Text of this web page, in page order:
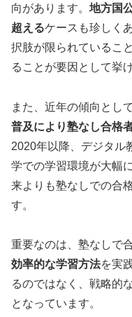
向があります。 地方国
超えるケースも珍しく
択肢が限られているこ
ることが要因として挙
また、近年の傾向とし
普及により塾なし合格
2020年以降、デジタル
学での学習環境が大幅
来よりも塾なしでの合
す。
重要なのは、塾なしで
効率的な学習方法を実
るのではなく、戦略的
となっています。